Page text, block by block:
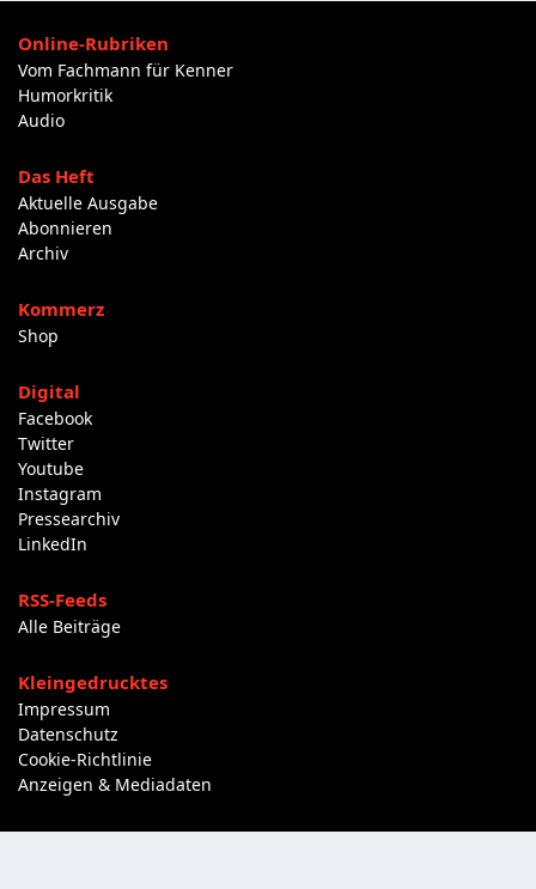
Online-Rubriken
Vom Fachmann für Kenner
Humorkritik
Audio
Das Heft
Aktuelle Ausgabe
Abonnieren
Archiv
Kommerz
Shop
Digital
Facebook
Twitter
Youtube
Instagram
Pressearchiv
LinkedIn
RSS-Feeds
Alle Beiträge
Kleingedrucktes
Impressum
Datenschutz
Cookie-Richtlinie
Anzeigen & Mediadaten